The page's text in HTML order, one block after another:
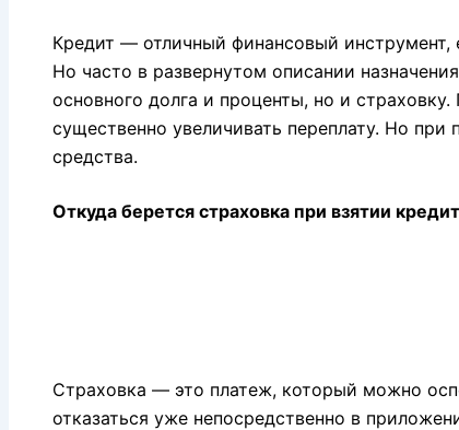
Кредит — отличный финансовый
Но часто в развернутом описании
основного долга и проценты, но и
существенно увеличивать переплату. Но
средства.
Откуда берется страховка при взятии
Страховка — это платеж, который можно
отказаться уже непосредственно в